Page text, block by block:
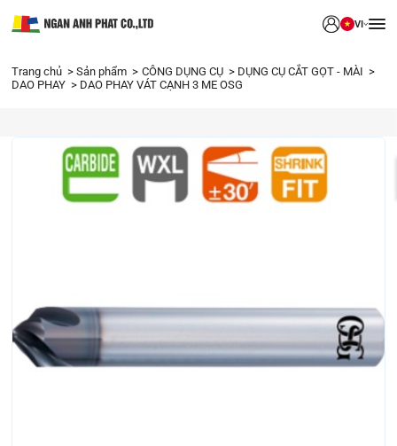
VI
Trang chủ Sản phẩm CÔNG DỤNG CỤ
DỤNG CỤ CẮT GỌT - MÀI
DAO PHAY
DAO PHAY VÁT CẠNH 3 ME OSG